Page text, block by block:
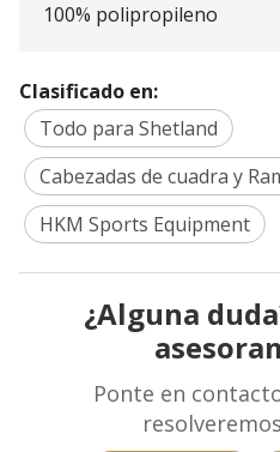
100% polipropileno
Clasificado en:
Todo para Shetland
Cabezadas de cuadra y
HKM Sports Equipment
¿Alguna
Ponte en